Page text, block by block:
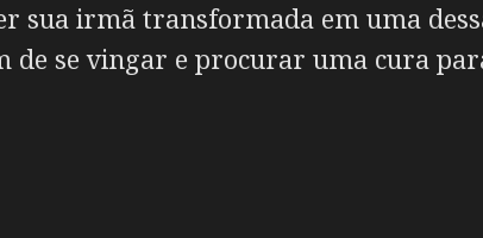
sua irmã transformada em uma
de se vingar e procurar uma cura